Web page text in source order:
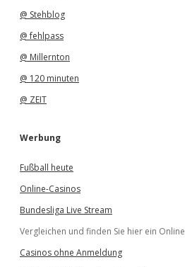
@ Stehblog
@ fehlpass
@ Millernton
@ 120 minuten
@ ZEIT
Werbung
Fußball heute
Online-Casinos
Bundesliga Live Stream
Vergleichen und finden Sie hier ein Online
Casinos ohne Anmeldung